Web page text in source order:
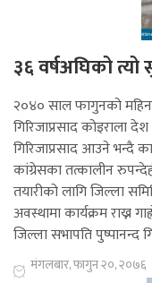
३६ वर्षअघिको
२०४० साल फागुनको
गिरिजाप्रसाद कोइराला
गिरिजाप्रसाद आउने भन्दै
कांग्रेसका तत्कालीन
तयारीको लागि जिल्ला
अवस्थामा कार्यक्रम राख्न
जिल्ला सभापति पुष्पानन्द
मंगलबार, फागुन २०, २०७६